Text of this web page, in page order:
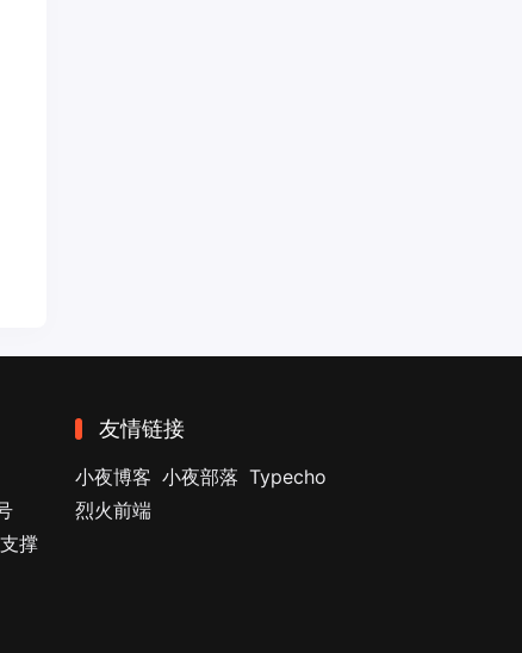
撑
友情链接
小夜博客 小夜部落 Typecho
烈火前端